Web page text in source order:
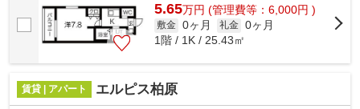
5.65万円 (管理費等：6,000円 )
敷金 0ヶ月 礼金 0ヶ月
1階 / 1K / 25.43㎡
賃貸 | アパート エルピス柏原